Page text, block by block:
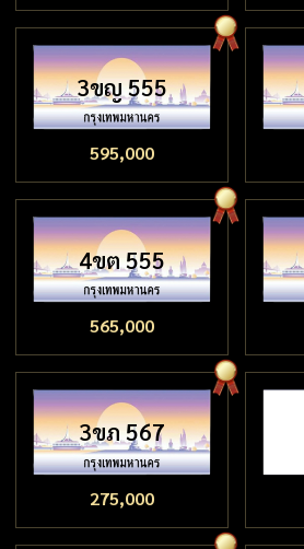
3ขญ 555
595,000
4ขต 555
565,000
3ขภ 567
275,000